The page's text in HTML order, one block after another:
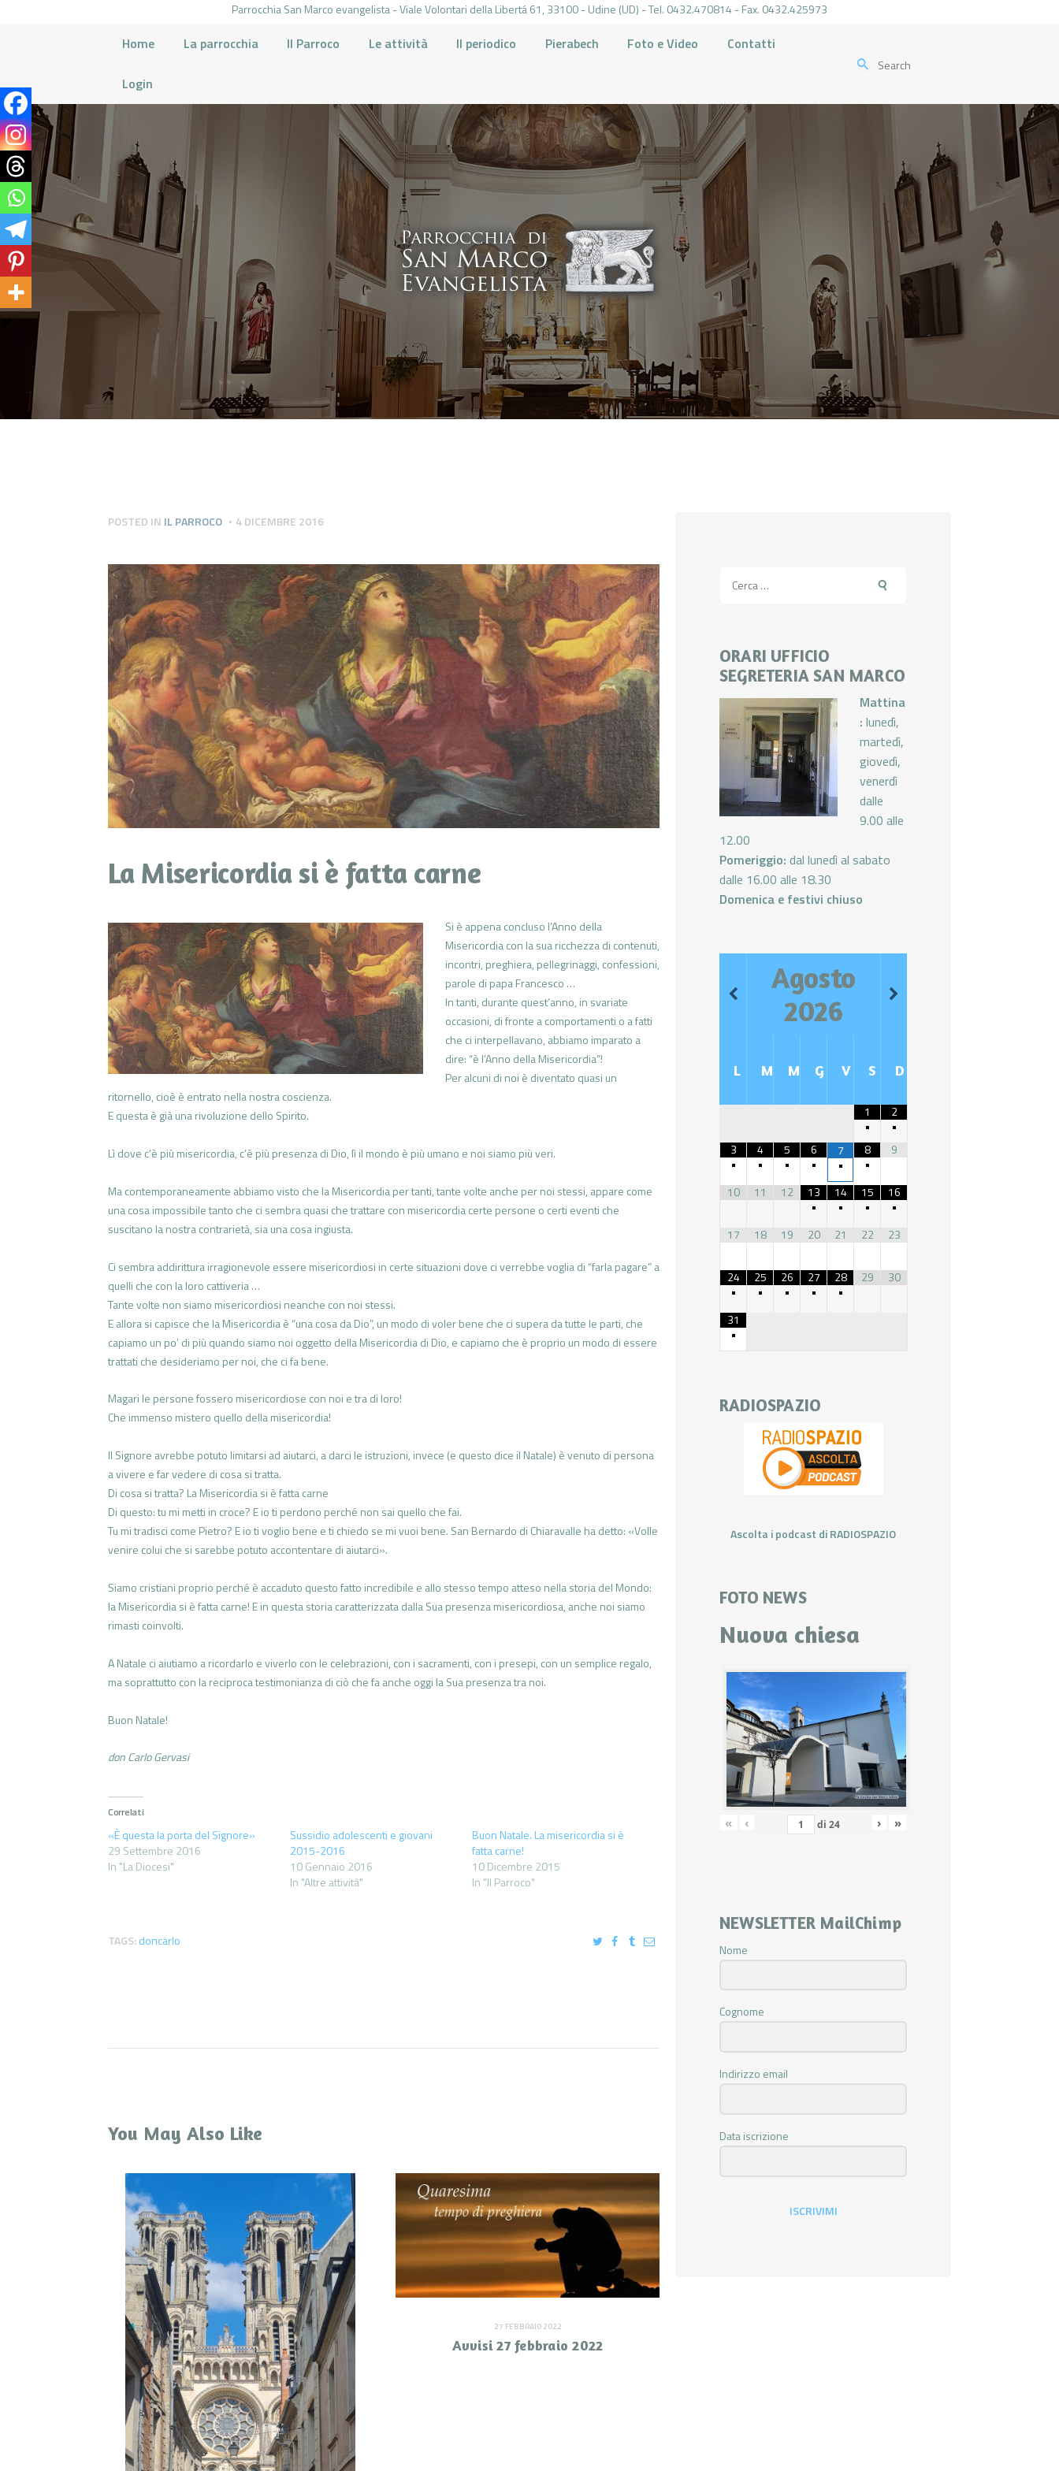
Parrocchia San Marco evangelista - Viale Volontari della Libertá 61, 33100 - Udine (UD) - Tel. 0432.470814 - Fax. 0432.425973
Home La parrocchia Il Parroco Le attività Il periodico Pierabech Foto e Video Contatti
Login
HOME
LA PARROCCHIA
IL PARROCO
LE ATTIVITÀ
IL PERIODICO
PIERABECH
FOTO E VIDEO
CONTATTI
POSTED IN IL PARROCO 4 DICEMBRE 2016
La Misericordia si è fatta carne
Si è appena concluso l’Anno della
Misericordia con la sua ricchezza di contenuti,
incontri, preghiera, pellegrinaggi, confessioni,
parole di papa Francesco …
In tanti, durante quest’anno, in svariate
occasioni, di fronte a comportamenti o a fatti
che ci interpellavano, abbiamo imparato a
dire: “è l’Anno della Misericordia”!
Per alcuni di noi è diventato quasi un
ritornello, cioè è entrato nella nostra coscienza.
E questa è già una rivoluzione dello Spirito.
Lì dove c’è più misericordia, c’è più presenza di Dio, lì il mondo è più umano e noi siamo più veri.
Ma contemporaneamente abbiamo visto che la Misericordia per tanti, tante volte anche per noi stessi, appare come
una cosa impossibile tanto che ci sembra quasi che trattare con misericordia certe persone o certi eventi che
suscitano la nostra contrarietà, sia una cosa ingiusta.
Ci sembra addirittura irragionevole essere misericordiosi in certe situazioni dove ci verrebbe voglia di “farla pagare” a
quelli che con la loro cattiveria …
Tante volte non siamo misericordiosi neanche con noi stessi.
E allora si capisce che la Misericordia è “una cosa da Dio”, un modo di voler bene che ci supera da tutte le parti, che
capiamo un po’ di più quando siamo noi oggetto della Misericordia di Dio, e capiamo che è proprio un modo di essere
trattati che desideriamo per noi, che ci fa bene.
Magari le persone fossero misericordiose con noi e tra di loro!
Che immenso mistero quello della misericordia!
Il Signore avrebbe potuto limitarsi ad aiutarci, a darci le istruzioni, invece (e questo dice il Natale) è venuto di persona
a vivere e far vedere di cosa si tratta.
Di cosa si tratta? La Misericordia si è fatta carne
Di questo: tu mi metti in croce? E io ti perdono perché non sai quello che fai.
Tu mi tradisci come Pietro? E io ti voglio bene e ti chiedo se mi vuoi bene. San Bernardo di Chiaravalle ha detto: «Volle
venire colui che si sarebbe potuto accontentare di aiutarci».
Siamo cristiani proprio perché è accaduto questo fatto incredibile e allo stesso tempo atteso nella storia del Mondo:
la Misericordia si è fatta carne! E in questa storia caratterizzata dalla Sua presenza misericordiosa, anche noi siamo
rimasti coinvolti.
A Natale ci aiutiamo a ricordarlo e viverlo con le celebrazioni, con i sacramenti, con i presepi, con un semplice regalo,
ma soprattutto con la reciproca testimonianza di ciò che fa anche oggi la Sua presenza tra noi.
Buon Natale!
don Carlo Gervasi
Correlati
«È questa la porta del Signore»
29 Settembre 2016
In "La Diocesi"
Sussidio adolescenti e giovani
2015-2016
10 Gennaio 2016
In "Altre attività"
Buon Natale. La misericordia si è
fatta carne!
10 Dicembre 2015
In "Il Parroco"
TAGS:doncarlo
You May Also Like
27 FEBBRAIO 2022
Avvisi 27 febbraio 2022
per:
ORARI UFFICIO
SEGRETERIA SAN MARCO
Mattina
: lunedì,
martedì,
giovedì,
venerdì
dalle
9.00 alle
12.00
Pomeriggio: dal lunedì al sabato
dalle 16.00 alle 18.30
Domenica e festivi chiuso
Agosto
2026
L M M G V S D
1
•
2
•
3
•
4
•
5
•
6
•
7
•
8
•
9
10 11 12
13
•
14
•
15
•
16
•
17
18 19 20 21 22 23
24
•
25
•
26
•
27
•
28
•
29 30
31
•
RADIOSPAZIO
Ascolta i podcast di RADIOSPAZIO
FOTO NEWS
Nuova chiesa
« ‹ di 24 › »
NEWSLETTER MailChimp
Nome
Cognome
Indirizzo email
Data iscrizione
ISCRIVIMI